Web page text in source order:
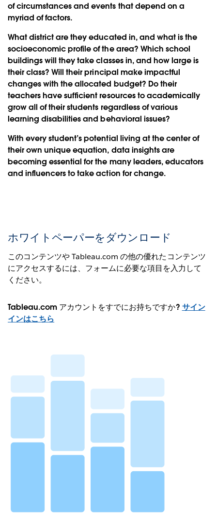
of circumstances and events that depend on a
myriad of factors.
What district are they educated in, and what is the
socioeconomic profile of the area? Which school
buildings will they take classes in, and how large is
their class? Will their principal make impactful
changes with the allocated budget? Do their
teachers have sufficient resources to academically
grow all of their students regardless of various
learning disabilities and behavioral issues?
With every student’s potential living at the center of
their own unique equation, data insights are
becoming essential for the many leaders, educators
and influencers to take action for change.
ホワイトペーパーをダウンロード
このコンテンツや Tableau.com の他の優れたコンテンツ
にアクセスするには、フォームに必要な項目を入力して
ください。
Tableau.com アカウントをすでにお持ちですか? サイン
インはこちら